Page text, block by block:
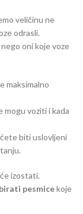
veličinu ne
odrasli.
nego oni koje voze
maksimalno
mogu voziti i kada
biti uslovljeni
izostati.
pesmicekoje